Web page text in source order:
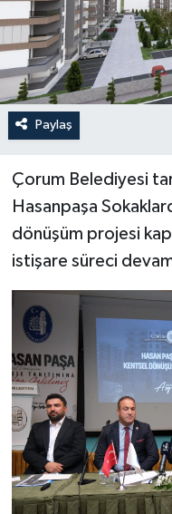
Paylaş
Çorum Belediyesi
Hasanpaşa
dönüşüm projesi
istişare süreci
TEKNOLOJİ